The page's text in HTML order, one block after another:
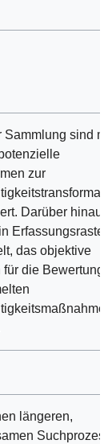
Sammlung sind
zur
Darüber hinaus
Erfassungsraster
das objektive
für die Bewertung
längeren,